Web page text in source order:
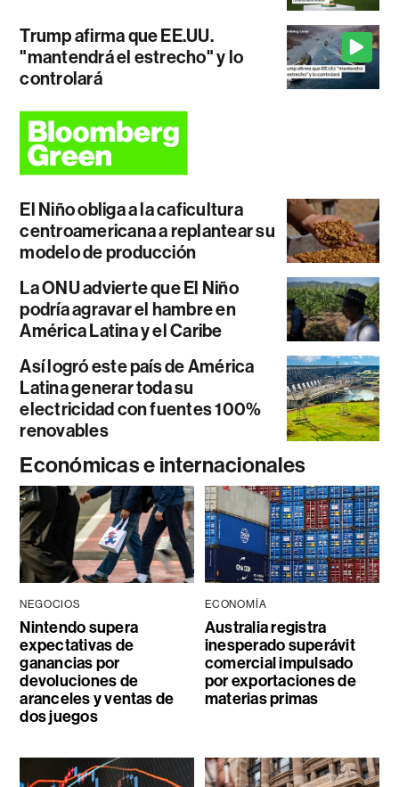
Trump afirma que EE.UU.
"mantendrá el estrecho" y lo
controlará
El Niño obliga a la caficultura
centroamericana a replantear su
modelo de producción
La ONU advierte que El Niño
podría agravar el hambre en
América Latina y el Caribe
Así logró este país de América
Latina generar toda su
electricidad con fuentes 100%
renovables
Económicas e internacionales
NEGOCIOS
Nintendo supera
expectativas de
ganancias por
devoluciones de
aranceles y ventas de
dos juegos
ECONOMÍA
Australia registra
inesperado superávit
comercial impulsado
por exportaciones de
materias primas